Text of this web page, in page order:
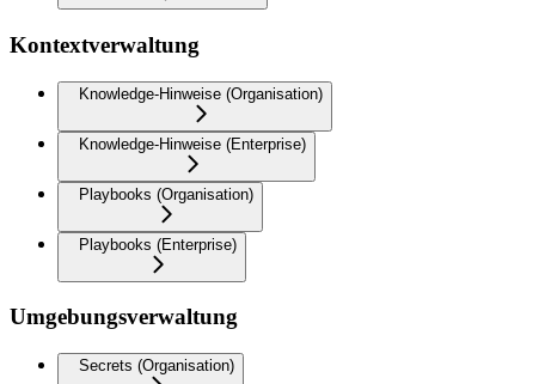
Kontextverwaltung
Knowledge-Hinweise (Organisation)
Knowledge-Hinweise (Enterprise)
Playbooks (Organisation)
Playbooks (Enterprise)
Umgebungsverwaltung
Secrets (Organisation)